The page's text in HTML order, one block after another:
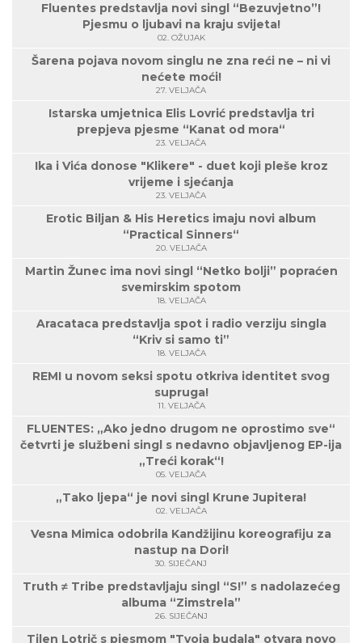
Fluentes predstavlja novi singl “Bezuvjetno”!
Pjesmu o ljubavi na kraju svijeta!
02. OŽUJAK
Šarena pojava novom singlu ne zna reći ne – ni vi
nećete moći!
27. VELJAČA
Istarska umjetnica Elis Lovrić predstavlja tri
prepjeva pjesme “Kanat od mora“
23. VELJAČA
Ika i Vića donose "Klikere" - duet koji pleše kroz
vrijeme i sjećanja
23. VELJAČA
Erotic Biljan & His Heretics imaju novi album
“Practical Sinners“
20. VELJAČA
Martin Žunec ima novi singl “Netko bolji” popraćen
svemirskim spotom
18. VELJAČA
Aracataca predstavlja spot i radio verziju singla
“Kriv si samo ti”
18. VELJAČA
REMI u novom seksi spotu otkriva identitet svog
supruga!
11. VELJAČA
FLUENTES: „Ako jedno drugom ne oprostimo sve“
četvrti je službeni singl s nedavno objavljenog EP-ija
„Treći korak“!
05. VELJAČA
„Tako ljepa“ je novi singl Krune Jupitera!
02. VELJAČA
Vesna Mimica odobrila Kandžijinu koreografiju za
nastup na Dori!
30. SIJEČANJ
Truth ≠ Tribe predstavljaju singl “S!” s nadolazećeg
albuma “Zimstrela”
26. SIJEČANJ
Tilen Lotrič s pjesmom "Tvoja budala" otvara novo